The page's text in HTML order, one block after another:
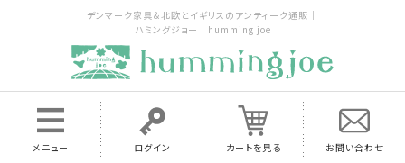
デンマーク家具＆北欧とイギリスのアンティーク通販｜
ハミングジョー humming joe
メニュー ログイン カートを見る お問い合わせ